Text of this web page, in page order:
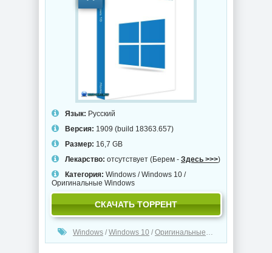
Язык: Русский
Версия: 1909 (build 18363.657)
Размер: 16,7 GB
Лекарство: отсутствует (Берем - Здесь >>>)
Категория: Windows /Windows 10 /
Оригинальные Windows
СКАЧАТЬ ТОРРЕНТ
Windows / Windows 10 / Оригинальные Windows